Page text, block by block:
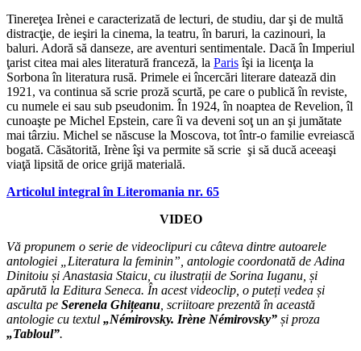
Tinereţea Irènei e caracterizată de lecturi, de studiu, dar şi de multă
distracţie, de ieşiri la cinema, la teatru, în baruri, la cazinouri, la
baluri. Adoră să danseze, are aventuri sentimentale. Dacă în Imperiul
ţarist citea mai ales literatură franceză, la Parisîşi ia licenţa la
Sorbona în literatura rusă. Primele ei încercări literare datează din
1921, va continua să scrie proză scurtă, pe care o publică în reviste,
cu numele ei sau sub pseudonim. În 1924, în noaptea de Revelion, îl
cunoaşte pe Michel Epstein, care îi va deveni soţ un an şi jumătate
mai târziu. Michel se născuse la Moscova, tot într-o familie evreiască
bogată. Căsătorită, Irène îşi va permite să scrie şi să ducă aceeaşi
viaţă lipsită de orice grijă materială.
Articolul integral în Literomania nr. 65
VIDEO
Vă propunem o serie de videoclipuri cu câteva dintre autoarele
antologiei „Literatura la feminin”, antologie coordonată de Adina
Dinitoiu și Anastasia Staicu, cu ilustrații de Sorina Iuganu, și
apărută la Editura Seneca. În acest videoclip, o puteți vedea și
asculta pe Serenela Ghițeanu , scriitoare prezentă în această
antologie cu textul „Némirovsky. Irène Némirovsky” și proza
„Tabloul”.